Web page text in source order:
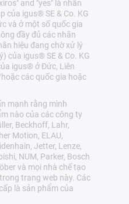
and "yes" là nhãn
của igus® SE & Co. KG
và ở một số quốc gia
đầy đủ các nhãn
hiệu đang chờ xử lý
của igus® SE & Co. KG
igus® ở Đức, Liên
các quốc gia hoặc
mạnh rằng mình
nào của các công ty
Beckhoff, Lahr,
Motion, ELAU,
Jetter, Lenze,
NUM, Parker, Bosch
và mọi nhà chế tạo
trang web này. Các
là sản phẩm của